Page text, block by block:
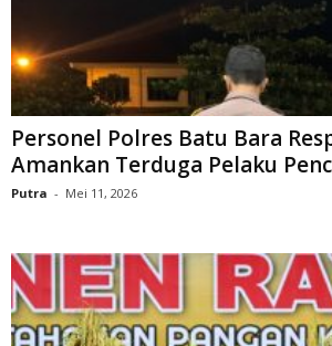
Personel Polres Batu Bara
Amankan Terduga Pelaku
Putra - Mei 11, 2026